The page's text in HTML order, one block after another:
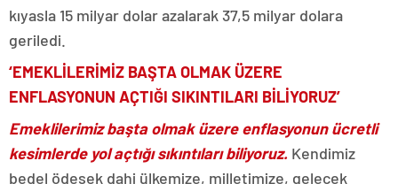
kıyasla 15 milyar dolar azalarak 37,5 milyar dolara
geriledi.
‘EMEKLİLERİMİZ BAŞTA OLMAK ÜZERE
ENFLASYONUN AÇTIĞI SIKINTILARI BİLİYORUZ’
Emeklilerimiz başta olmak üzere enflasyonun ücretli
kesimlerde yol açtığı sıkıntıları biliyoruz. Kendimiz
bedel ödesek dahi ülkemize, milletimize, gelecek